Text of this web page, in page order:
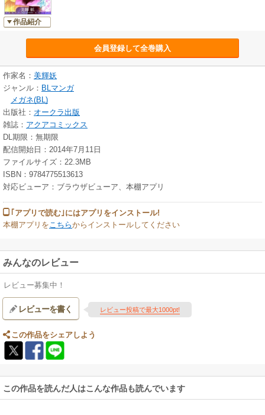
作品紹介
会員登録して全巻購入
作家名： 美輝妖
ジャンル： BLマンガ
メガネ(BL)
出版社： オークラ出版
雑誌： アクアコミックス
DL期限：無期限
配信開始日：2014年7月11日
ファイルサイズ：22.3MB
ISBN：9784775513613
対応ビューア：ブラウザビューア、本棚アプリ
｢アプリで読む｣にはアプリをインストール!
本棚アプリを こちらからインストールしてください
みんなのレビュー
レビュー募集中！
レビューを書く レビュー投稿で最大1000pt!
この作品をシェアしよう
この作品を読んだ人はこんな作品も読んでいます